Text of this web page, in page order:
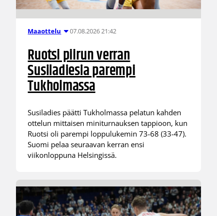
Maaottelu 07.08.2026 21:42
Ruotsi piirun verran
Susiladiesia parempi
Tukholmassa
Susiladies päätti Tukholmassa pelatun kahden
ottelun mittaisen miniturnauksen tappioon, kun
Ruotsi oli parempi loppulukemin 73-68 (33-47).
Suomi pelaa seuraavan kerran ensi
viikonloppuna Helsingissä.